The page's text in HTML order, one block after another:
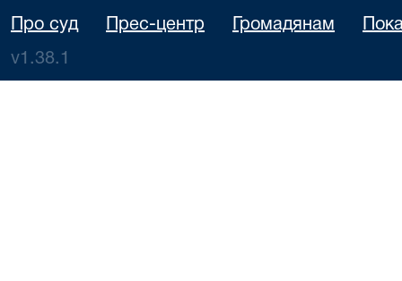
Про суд Прес-центр Громадянам
v1.38.1